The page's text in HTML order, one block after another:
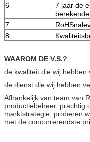
6
7 jaar de
7
8
WAAROM DE V.S.?
de kwaliteit die wij hebben
de dienst die wij hebben
Afhankelijk van team van
productiebeheer, prachtig
marktstrategie, proberen
met de concurrerendste